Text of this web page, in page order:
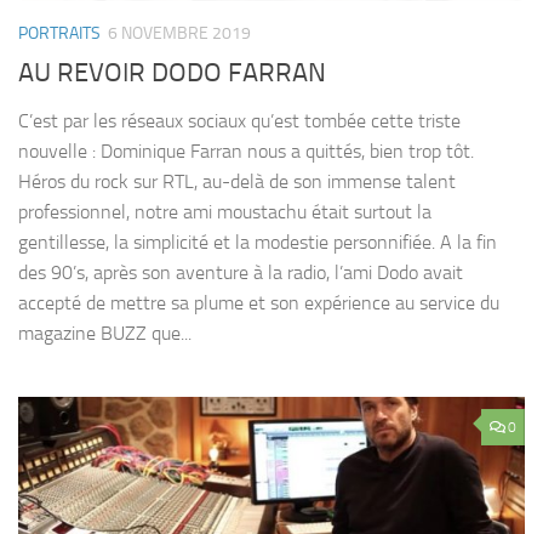
PORTRAITS 6 NOVEMBRE 2019
AU REVOIR DODO FARRAN
C’est par les réseaux sociaux qu’est tombée cette triste
nouvelle : Dominique Farran nous a quittés, bien trop tôt.
Héros du rock sur RTL, au-delà de son immense talent
professionnel, notre ami moustachu était surtout la
gentillesse, la simplicité et la modestie personnifiée. A la fin
des 90’s, après son aventure à la radio, l’ami Dodo avait
accepté de mettre sa plume et son expérience au service du
magazine BUZZ que...
0